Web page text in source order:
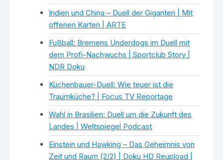
Indien und China – Duell der Giganten | Mit
offenen Karten | ARTE
Fußball: Bremens Underdogs im Duell mit
dem Profi-Nachwuchs | Sportclub Story |
NDR Doku
Küchenbauer-Duell: Wie teuer ist die
Traumküche? | Focus TV Reportage
Wahl in Brasilien: Duell um die Zukunft des
Landes | Weltspiegel Podcast
Einstein und Hawking – Das Geheimnis von
Zeit und Raum (2/2) | Doku HD Reupload |